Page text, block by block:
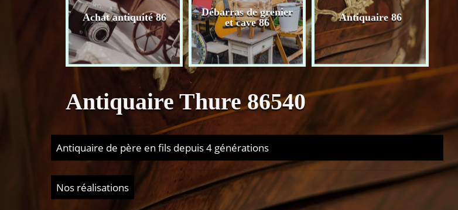
Achat antiquité 86
Débarras de grenier
et cave 86
Antiquaire 86
Antiquaire Thure 86540
Antiquaire de père en fils depuis 4 générations
Nos réalisations